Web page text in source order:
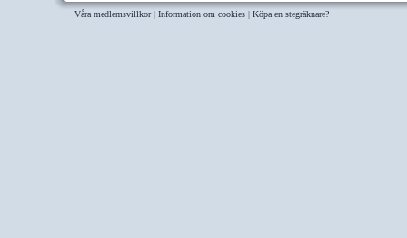
Våra medlemsvillkor| Information om cookies | Köpa en stegräknare?